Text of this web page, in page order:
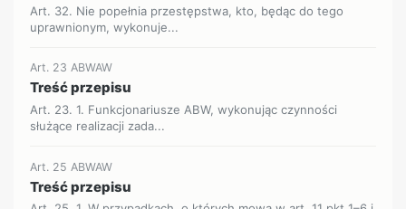
Art. 32. Nie popełnia przestępstwa, kto, będąc do tego
uprawnionym, wykonuje...
Art. 23 ABWAW
Treść przepisu
Art. 23. 1. Funkcjonariusze ABW, wykonując czynności
służące realizacji zada...
Art. 25 ABWAW
Treść przepisu